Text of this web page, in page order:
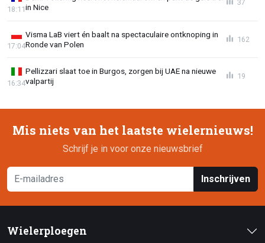
in Nice
18:11
37
Visma LaB viert én baalt na spectaculaire ontknoping in
Ronde van Polen
17:04
162
Pellizzari slaat toe in Burgos, zorgen bij UAE na nieuwe
valpartij
16:34
19
Mis niets van het laatste wielernieuws!
Schrijf je in voor onze nieuwsbrief
Inschrijven
Wielerploegen